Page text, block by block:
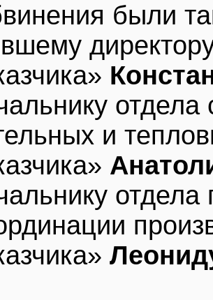
были
отдела
и
отдела